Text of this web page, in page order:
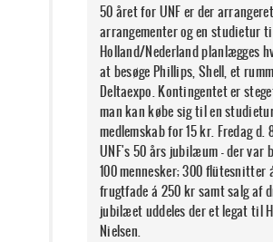
50 året for UNF er der
arrangementer og en studietur
Holland/Nederland planlægges
at besøge Phillips, Shell, et
Deltaexpo. Kontingentet er
man kan købe sig til en
medlemskab for 15 kr. Fredag d.
UNF's 50 års jubilæum - der var
100 mennesker; 300 flütesnitter
frugtfade á 250 kr samt salg af
jubilæet uddeles der et legat til
Nielsen.